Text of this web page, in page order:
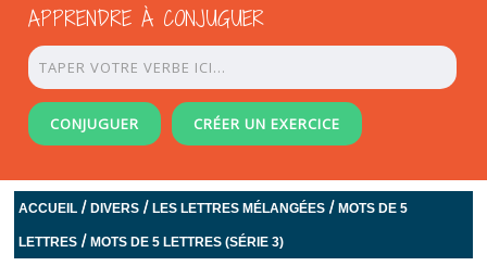
APPRENDRE À CONJUGUER
CONJUGUER CRÉER UN EXERCICE
ACCUEIL /DIVERS /LES LETTRES MÉLANGÉES /MOTS DE 5
LETTRES /MOTS DE 5 LETTRES (SÉRIE 3)